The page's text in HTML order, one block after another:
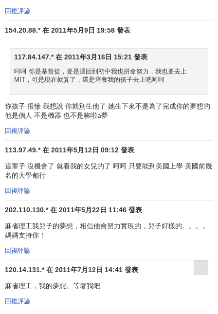
回複評論
154.20.88.* 在 2011年5月9日 19:58 發表
117.84.147.* 在 2011年3月16日 15:21 發表
呵呵 你是基督徒，要是退回到初中我也拼命努力，我也要去上
MIT，可是現在就算了，還是培養我的孩子去上吧呵呵
你孩子 很慘 我想說 你就別生他了 她生下來不是為了完成你的夢想的
他是個人 不是機器 也不是哆啦a夢
回複評論
113.97.49.* 在 2011年5月12日 09:12 發表
這輩子 沒機會了 就看我的女兒的了 呵呵 只要能到美國上學 美國前幾
名的大學都行
回複評論
202.110.130.* 在 2011年5月22日 11:46 發表
麻省理工我兒子的夢想，相信他會努力實現的，兒子好樣的。。。。
媽媽支持你！
回複評論
120.14.131.* 在 2011年7月12日 14:41 發表
麻省理工，我的夢想。等著我吧
回複評論